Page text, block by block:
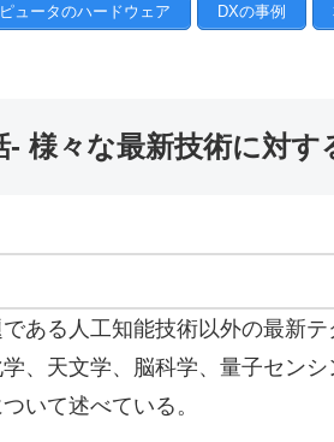
ュータのハードウェア DXの事例
様々な最新技術に対す
ある人工知能技術以外の最新
、天文学、脳科学、量子セン
いて述べている。